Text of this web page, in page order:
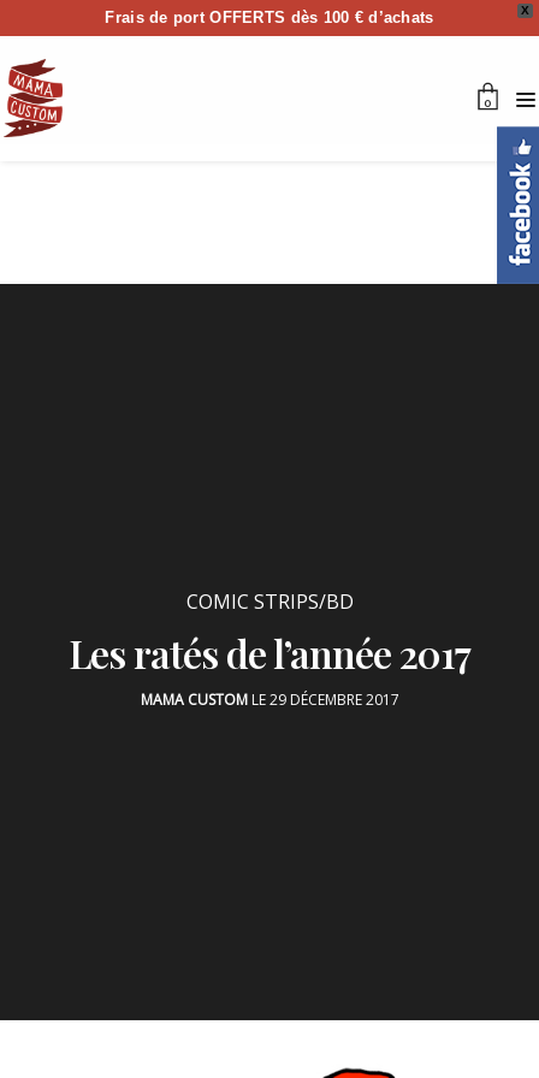
X
Frais de port OFFERTS dès 100 € d’achats
0
COMIC STRIPS/BD
Les ratés de l’année 2017
MAMA CUSTOMLE 29 DÉCEMBRE 2017